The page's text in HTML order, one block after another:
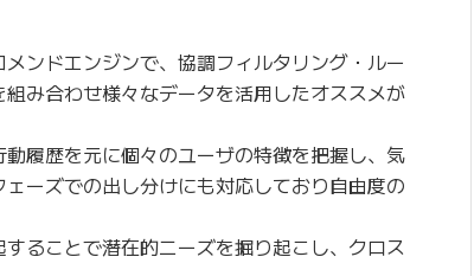
ンドエンジンで、協調フィルタリング・ルー
み合わせ様々なデータを活用したオススメが
履歴を元に個々のユーザの特徴を把握し、気
ーズでの出し分けにも対応しており自由度の
ることで潜在的ニーズを掘り起こし、クロス